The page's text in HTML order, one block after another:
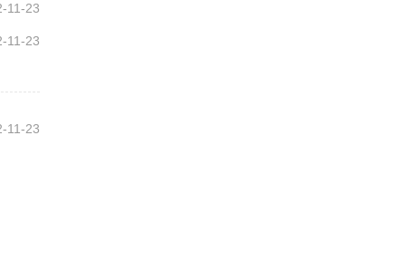
11-23
11-23
11-23